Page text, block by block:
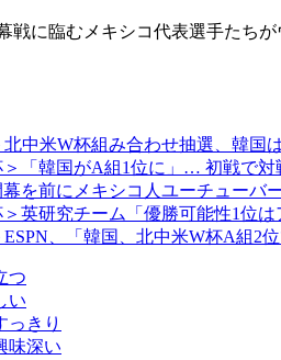
戦に臨むメキシコ代表選手たち
北中米W杯組み合わせ抽選、韓国
＞「韓国がA組1位に」… 初戦で
を前にメキシコ人ユーチューバ
＞英研究チーム「優勝可能性1位
ESPN、「韓国、北中米W杯A組2
つ
い
っきり
味深い